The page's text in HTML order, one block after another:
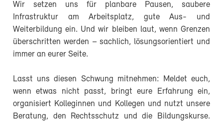
Wir setzen uns für planbare Pausen, saubere
Infrastruktur am Arbeitsplatz, gute Aus- und
Weiterbildung ein. Und wir bleiben laut, wenn Grenzen
überschritten werden – sachlich, lösungsorientiert und
immer an eurer Seite.
Lasst uns diesen Schwung mitnehmen: Meldet euch,
wenn etwas nicht passt, bringt eure Erfahrung ein,
organisiert Kolleginnen und Kollegen und nutzt unsere
Beratung, den Rechtsschutz und die Bildungskurse.